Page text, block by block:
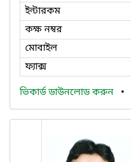
ইন্টারকম
কক্ষ নম্বর
মোবাইল
ফ্যাক্স
ভিকার্ড ডাউনলোড করুন •